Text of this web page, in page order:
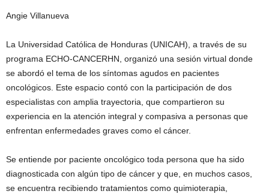
Angie Villanueva
La Universidad Católica de Honduras (UNICAH), a través de su
programa ECHO-CANCERHN, organizó una sesión virtual donde
se abordó el tema de los síntomas agudos en pacientes
oncológicos. Este espacio contó con la participación de dos
especialistas con amplia trayectoria, que compartieron su
experiencia en la atención integral y compasiva a personas que
enfrentan enfermedades graves como el cáncer.
Se entiende por paciente oncológico toda persona que ha sido
diagnosticada con algún tipo de cáncer y que, en muchos casos,
se encuentra recibiendo tratamientos como quimioterapia,